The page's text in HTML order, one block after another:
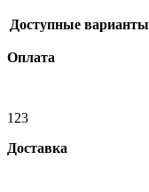
Доступные варианты
Оплата
123
Доставка